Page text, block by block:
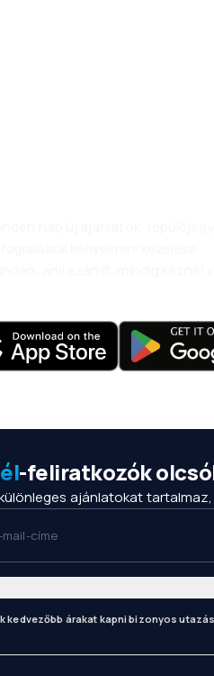
-feliratkozók
ajánlatokat
címe
kedvezőbb árakat kapni bizonyos